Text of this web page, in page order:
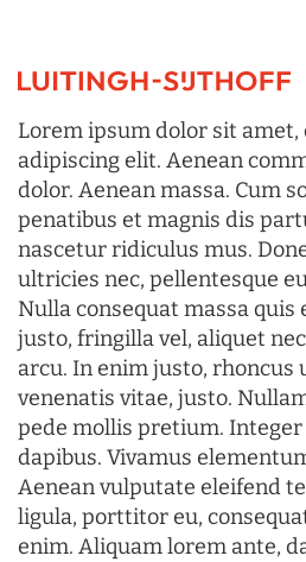
Lorem ipsum dolor sit
adipiscing elit. Aenean
dolor. Aenean massa. Cum
penatibus et magnis dis
nascetur ridiculus mus.
ultricies nec, pellentesque
Nulla consequat massa quis
justo, fringilla vel, aliquet
arcu. In enim justo, rhoncus
venenatis vitae, justo.
pede mollis pretium.
dapibus. Vivamus
Aenean vulputate eleifend
ligula, porttitor eu,
enim. Aliquam lorem ante,